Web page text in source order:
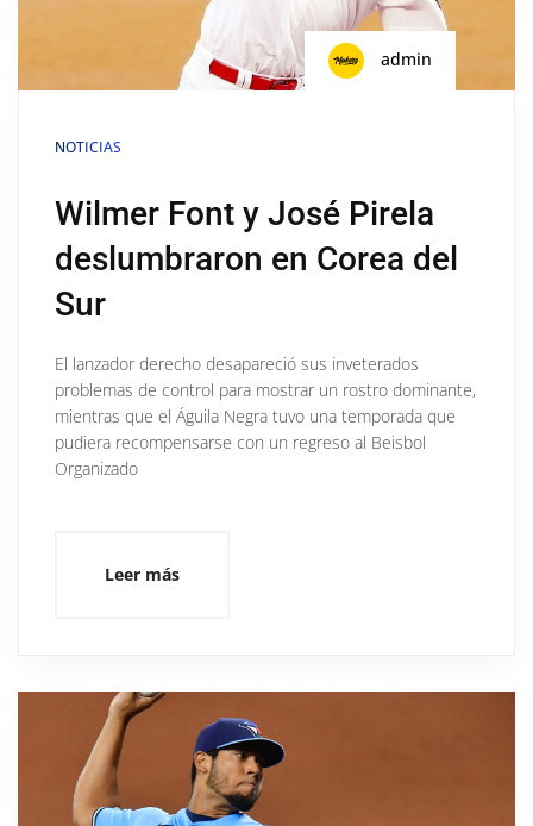
admin
NOTICIAS
Wilmer Font y José Pirela
deslumbraron en Corea del
Sur
El lanzador derecho desapareció sus inveterados
problemas de control para mostrar un rostro dominante,
mientras que el Águila Negra tuvo una temporada que
pudiera recompensarse con un regreso al Beisbol
Organizado
Leer más